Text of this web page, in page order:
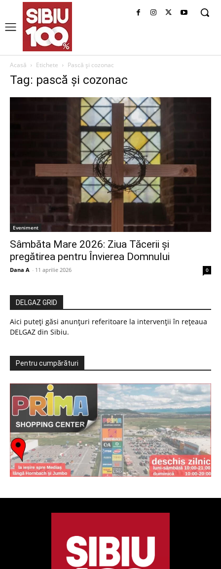
Acasă Etichete Pască și cozonac
Tag: pască și cozonac
Eveniment
Sâmbăta Mare 2026: Ziua Tăcerii și
pregătirea pentru Învierea Domnului
Dana A - 11 aprilie 2026 0
DELGAZ GRID
Aici puteți găsi anunțuri referitoare la intervenții în rețeaua
DELGAZ din Sibiu.
Pentru cumpărături